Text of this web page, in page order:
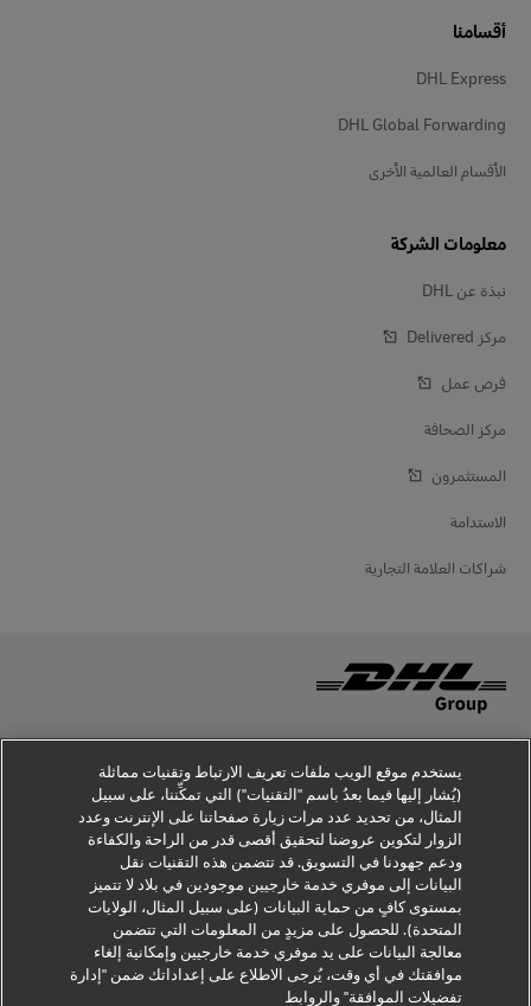
أقسامنا
DHL Express
DHL Global Forwarding
الأقسام العالمية الأخرى
معلومات الشركة
نبذة عن DHL
مركز Delivered‎
فرص عمل
مركز الصحافة
المستثمرون
الاستدامة
شراكات العلامة التجارية
إخطار قانوني
شروط الاستخدام
إخطار الخصوصية
معلومات إضافية
إعدادات ملفات تعريف الارتباط
يستخدم موقع الويب ملفات تعريف الارتباط وتقنيات مماثلة
(يُشار إليها فيما بعدُ باسم "التقنيات") التي تمكِّننا، على سبيل
المثال، من تحديد عدد مرات زيارة صفحاتنا على الإنترنت وعدد
الزوار لتكوين عروضنا لتحقيق أقصى قدر من الراحة والكفاءة
ودعم جهودنا في التسويق. قد تتضمن هذه التقنيات نقل
البيانات إلى موفري خدمة خارجيين موجودين في بلاد لا تتميز
بمستوى كافٍ من حماية البيانات (على سبيل المثال، الولايات
المتحدة). للحصول على مزيدٍ من المعلومات التي تتضمن
معالجة البيانات على يد موفري خدمة خارجيين وإمكانية إلغاء
موافقتك في أي وقت، يُرجى الاطلاع على إعداداتك ضمن "إدارة
تفضيلات الموافقة" والروابط